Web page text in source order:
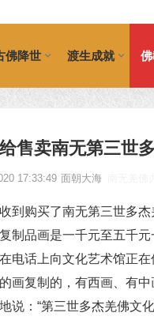
佛降世 渡生成就
售卖南无第三世
17:33:49 面朝大海
到购买了南无第三世多
制品画是一千元至五千
电话上向文化艺术馆正
画复制的，有西画、有
说：“第三世多杰羌佛文